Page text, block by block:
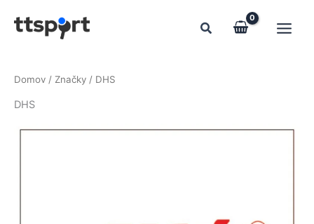
Domov / Značky / DHS
DHS